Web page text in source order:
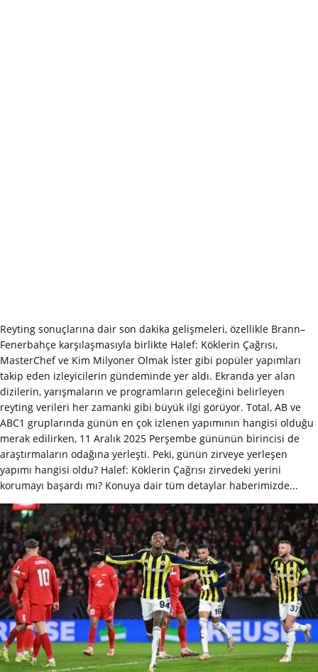
Reyting sonuçlarına dair son dakika gelişmeleri, özellikle Brann–
Fenerbahçe karşılaşmasıyla birlikte Halef: Köklerin Çağrısı,
MasterChef ve Kim Milyoner Olmak İster gibi popüler yapımları
takip eden izleyicilerin gündeminde yer aldı. Ekranda yer alan
dizilerin, yarışmaların ve programların geleceğini belirleyen
reyting verileri her zamanki gibi büyük ilgi görüyor. Total, AB ve
ABC1 gruplarında günün en çok izlenen yapımının hangisi olduğu
merak edilirken, 11 Aralık 2025 Perşembe gününün birincisi de
araştırmaların odağına yerleşti. Peki, günün zirveye yerleşen
yapımı hangisi oldu? Halef: Köklerin Çağrısı zirvedeki yerini
korumayı başardı mı? Konuya dair tüm detaylar haberimizde...